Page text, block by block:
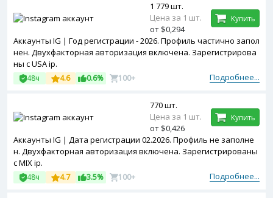
Аккаунты IG | Год регистрации - 2026. Профиль частично запол
нен. Двухфакторная авторизация включена. Зарегистрирова
ны с USA ip.
Подробнее...
48ч 4.6 0.6% 100+
1 779 шт.
Цена за 1 шт.
от $0,294
Купить
Аккаунты IG | Дата регистрации 02.2026. Профиль не заполне
н. Двухфакторная авторизация включена. Зарегистрированы
с MIX ip.
Подробнее...
48ч 4.7 3.5% 100+
770 шт.
Цена за 1 шт.
от $0,426
Купить